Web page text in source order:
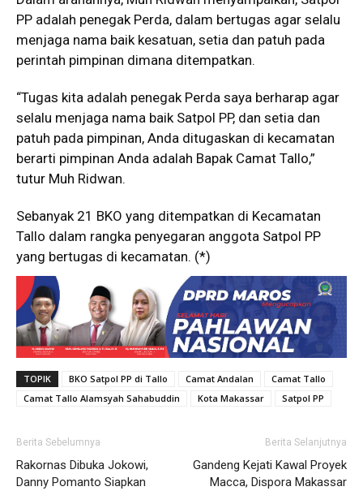
PP adalah penegak Perda, dalam bertugas agar selalu
menjaga nama baik kesatuan, setia dan patuh pada
perintah pimpinan dimana ditempatkan.
“Tugas kita adalah penegak Perda saya berharap agar
selalu menjaga nama baik Satpol PP, dan setia dan
patuh pada pimpinan, Anda ditugaskan di kecamatan
berarti pimpinan Anda adalah Bapak Camat Tallo,”
tutur Muh Ridwan.
Sebanyak 21 BKO yang ditempatkan di Kecamatan
Tallo dalam rangka penyegaran anggota Satpol PP
yang bertugas di kecamatan. (*)
TOPIK BKO Satpol PP di Tallo Camat Andalan
Camat Tallo
Camat Tallo Alamsyah Sahabuddin
Kota Makassar Satpol PP
Berita Sebelumnya
Rakornas Dibuka Jokowi,
Danny Pomanto Siapkan
Berita Selanjutnya
Gandeng Kejati Kawal Proyek
Macca, Dispora Makassar